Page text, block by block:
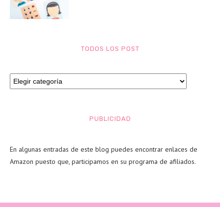
TODOS LOS POST
PUBLICIDAD
En algunas entradas de este blog puedes encontrar enlaces de
Amazon puesto que, participamos en su programa de afiliados.